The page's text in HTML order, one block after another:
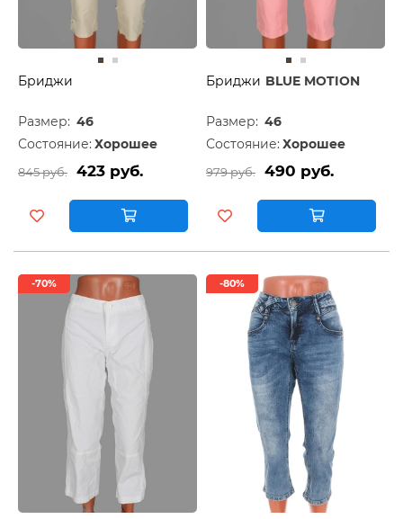
Бриджи
Размер: 46
Состояние: Хорошее
845 руб. 423 руб.
Бриджи BLUE MOTION
Размер: 46
Состояние: Хорошее
979 руб. 490 руб.
-70% -80%